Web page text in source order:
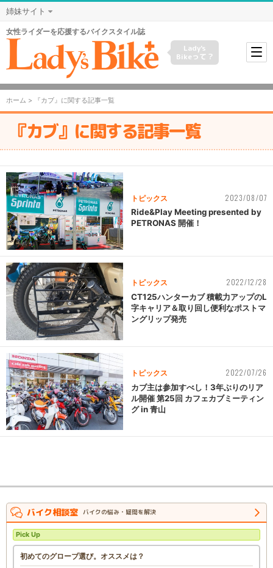
姉妹サイト
女性ライダーを応援するバイクスタイル誌
Lady's
Bikeって？
ホーム > 『カブ』に関する記事一覧
『カブ』に関する記事一覧
トピックス 2023/08/07
Ride&Play Meeting presented by
PETRONAS 開催！
トピックス 2022/12/28
CT125ハンターカブ 積載力アップのL
字キャリア＆取り回し便利なポストマ
ングリップ発売
トピックス 2022/07/26
カブ主は参加すべし！3年ぶりのリア
ル開催 第25回 カフェカブミーティン
グ in 青山
バイク相談室 バイクの悩み・疑問を解決
Pick Up
初めてのグローブ選び。オススメは？